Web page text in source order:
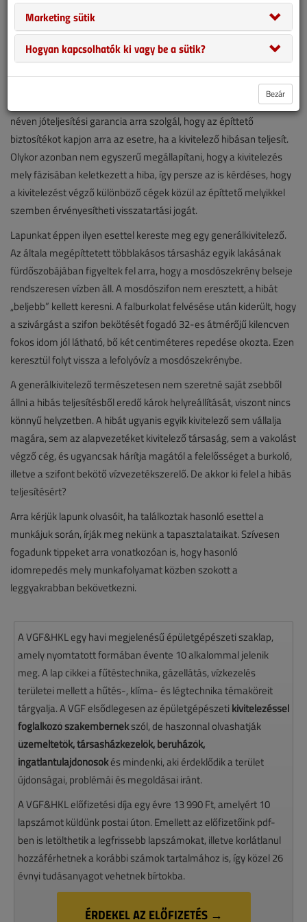
A garanciális visszatartás jogának szerződésbe foglalása elterjedt
gyakorlat az építési megállapodások körében. A visszatartás, más
néven jóteljesítési garancia arra szolgál, hogy az építtető
biztosítékot kapjon arra az esetre, ha a kivitelező hibásan teljesít.
Olykor azonban nem egyszerű megállapítani, hogy a kivitelezés
mely fázisában keletkezett a hiba, így persze az is kérdéses, hogy
a kivitelezést végző különböző cégek közül az építtető melyikkel
szemben érvényesítheti visszatartási jogát.
Lapunkat éppen ilyen esettel kereste meg egy generálkivitelező.
Az általa megépíttetett többlakásos társasház egyik lakásának
fürdőszobájában figyeltek fel arra, hogy a mosdószekrény belseje
rendszeresen vízben áll. A mosdószifon nem eresztett, a hibát
„beljebb” kellett keresni. A falburkolat felvésése után kiderült, hogy
a szivárgást a szifon bekötését fogadó 32-es átmérőjű kilencven
fokos idom jól látható, bő két centiméteres repedése okozta. Ezen
keresztül folyt vissza a lefolyóvíz a mosdószekrénybe.
A generálkivitelező természetesen nem szeretné saját zsebből
állni a hibás teljesítésből eredő károk helyreállítását, viszont nincs
könnyű helyzetben. A hibát ugyanis egyik kivitelező sem vállalja
magára, sem az alapvezetéket kivitelező társaság, sem a vakolást
végző cég, és ugyancsak hárítja magától a felelősséget a burkoló,
illetve a szifont bekötő vízvezetékszerelő. De akkor ki felel a hibás
teljesítésért?
Arra kérjük lapunk olvasóit, ha találkoztak hasonló esettel a
munkájuk során, írják meg nekünk a tapasztalataikat. Szívesen
fogadunk tippeket arra vonatkozóan is, hogy hasonló
idomrepedés mely munkafolyamat közben szokott a
leggyakrabban bekövetkezni.
A VGF&HKL egy havi megjelenésű épületgépészeti szaklap,
amely nyomtatott formában évente 10 alkalommal jelenik
meg. A lap cikkei a fűtéstechnika, gázellátás, vízkezelés
területei mellett a hűtés-, klíma- és légtechnika témaköreit
tárgyalja. A VGF elsődlegesen az épületgépészeti kivitelezéssel
foglalkozó szakembernekszól, de haszonnal olvashatják
üzemeltetők, társasházkezelők, beruházók,
ingatlantulajdonosokés mindenki, aki érdeklődik a terület
újdonságai, problémái és megoldásai iránt.
A VGF&HKL előfizetési díja egy évre 13 990 Ft, amelyért 10
lapszámot küldünk postai úton. Emellett az előfizetőink pdf-
ben is letölthetik a legfrissebb lapszámokat, illetve korlátlanul
hozzáférhetnek a korábbi számok tartalmához is, így közel 26
évnyi tudásanyagot vehetnek bírtokba.
ÉRDEKEL AZ ELŐFIZETÉS →
Marketing sütik
Hogyan kapcsolhatók ki vagy be a sütik?
Bezár